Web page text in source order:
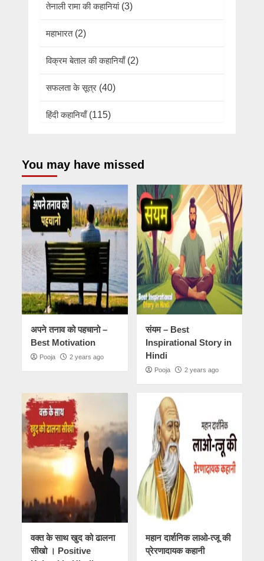
तेनाली रामा की कहानियां(3)
महाभारत(2)
विक्रम बेताल की कहानियाँ(2)
सफलता के सूत्र (40)
हिंदी कहानियाँ(115)
You may have missed
अपने तनाव को पहचानो –
Best Motivation
Pooja 2 years ago
संयम – Best
Inspirational Story in
Hindi
Pooja 2 years ago
वक्त के साथ खुद को ढालना
सीखो । Positive
महान दार्शनिक लाओ-त्जू की
प्रेरणादायक कहानी